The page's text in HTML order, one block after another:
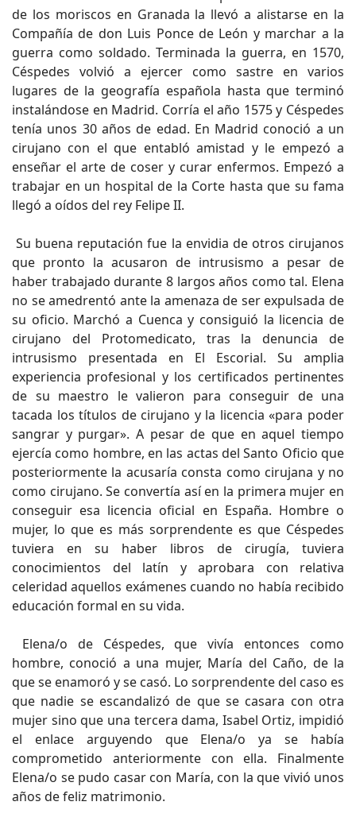
de los moriscos en Granada la llevó a alistarse en la
Compañía de don Luis Ponce de León y marchar a la
guerra como soldado. Terminada la guerra, en 1570,
Céspedes volvió a ejercer como sastre en varios
lugares de la geografía española hasta que terminó
instalándose en Madrid. Corría el año 1575 y Céspedes
tenía unos 30 años de edad. En Madrid conoció a un
cirujano con el que entabló amistad y le empezó a
enseñar el arte de coser y curar enfermos. Empezó a
trabajar en un hospital de la Corte hasta que su fama
llegó a oídos del rey Felipe II.
Su buena reputación fue la envidia de otros cirujanos
que pronto la acusaron de intrusismo a pesar de
haber trabajado durante 8 largos años como tal. Elena
no se amedrentó ante la amenaza de ser expulsada de
su oficio. Marchó a Cuenca y consiguió la licencia de
cirujano del Protomedicato, tras la denuncia de
intrusismo presentada en El Escorial. Su amplia
experiencia profesional y los certificados pertinentes
de su maestro le valieron para conseguir de una
tacada los títulos de cirujano y la licencia «para poder
sangrar y purgar». A pesar de que en aquel tiempo
ejercía como hombre, en las actas del Santo Oficio que
posteriormente la acusaría consta como cirujana y no
como cirujano. Se convertía así en la primera mujer en
conseguir esa licencia oficial en España. Hombre o
mujer, lo que es más sorprendente es que Céspedes
tuviera en su haber libros de cirugía, tuviera
conocimientos del latín y aprobara con relativa
celeridad aquellos exámenes cuando no había recibido
educación formal en su vida.
Elena/o de Céspedes, que vivía entonces como
hombre, conoció a una mujer, María del Caño, de la
que se enamoró y se casó. Lo sorprendente del caso es
que nadie se escandalizó de que se casara con otra
mujer sino que una tercera dama, Isabel Ortiz, impidió
el enlace arguyendo que Elena/o ya se había
comprometido anteriormente con ella. Finalmente
Elena/o se pudo casar con María, con la que vivió unos
años de feliz matrimonio.